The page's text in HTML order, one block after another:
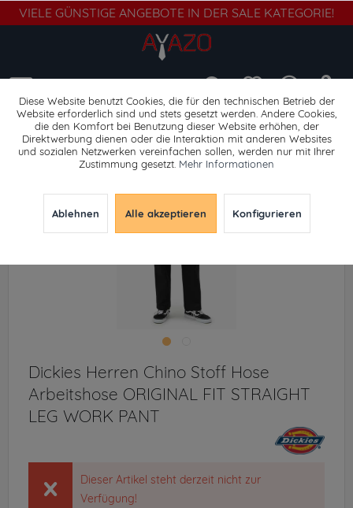
VIELE GÜNSTIGE ANGEBOTE IN DER SALE KATEGORIE!
Chinos
Dickies Herren Chino Stoff Hose
Arbeitshose ORIGINAL FIT STRAIGHT
LEG WORK PANT
Dieser Artikel steht derzeit nicht zur
Verfügung!
Diese Website benutzt Cookies, die für den technischen Betrieb der
Website erforderlich sind und stets gesetzt werden. Andere Cookies,
die den Komfort bei Benutzung dieser Website erhöhen, der
Direktwerbung dienen oder die Interaktion mit anderen Websites
und sozialen Netzwerken vereinfachen sollen, werden nur mit Ihrer
Zustimmung gesetzt. Mehr Informationen
Ablehnen Alle akzeptieren Konfigurieren